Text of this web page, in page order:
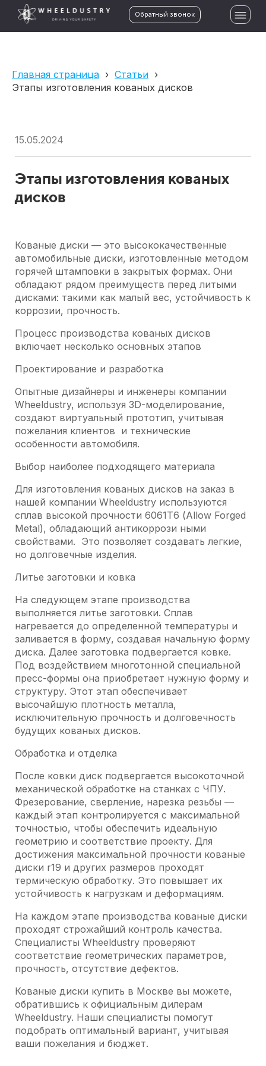
Обратный звонок
Главная страница › Статьи ›
Этапы изготовления кованых дисков
15.05.2024
Этапы изготовления кованых
дисков
Кованые диски — это высококачественные
автомобильные диски, изготовленные методом
горячей штамповки в закрытых формах. Они
обладают рядом преимуществ перед литыми
дисками: такими как малый вес, устойчивость к
коррозии, прочность.
Процесс производства кованых дисков
включает несколько основных этапов
Проектирование и разработка
Опытные дизайнеры и инженеры компании
Wheeldustry, используя 3D-моделирование,
создают виртуальный прототип, учитывая
пожелания клиентов и технические
особенности автомобиля.
Выбор наиболее подходящего материала
Для изготовления кованых дисков на заказ в
нашей компании Wheeldustry используются
сплав высокой прочности 6061Т6 (Allow Forged
Metal), обладающий антикоррози ными
свойствами. Это позволяет создавать легкие,
но долговечные изделия.
Литье заготовки и ковка
На следующем этапе производства
выполняется литье заготовки. Сплав
нагревается до определенной температуры и
заливается в форму, создавая начальную форму
диска. Далее заготовка подвергается ковке.
Под воздействием многотонной специальной
пресс-формы она приобретает нужную форму и
структуру. Этот этап обеспечивает
высочайшую плотность металла,
исключительную прочность и долговечность
будущих кованых дисков.
Обработка и отделка
После ковки диск подвергается высокоточной
механической обработке на станках с ЧПУ.
Фрезерование, сверление, нарезка резьбы —
каждый этап контролируется с максимальной
точностью, чтобы обеспечить идеальную
геометрию и соответствие проекту. Для
достижения максимальной прочности кованые
диски r19 и других размеров проходят
термическую обработку. Это повышает их
устойчивость к нагрузкам и деформациям.
На каждом этапе производства кованые диски
проходят строжайший контроль качества.
Специалисты Wheeldustry проверяют
соответствие геометрических параметров,
прочность, отсутствие дефектов.
Кованые диски купить в Москве вы можете,
обратившись к официальным дилерам
Wheeldustry. Наши специалисты помогут
подобрать оптимальный вариант, учитывая
ваши пожелания и бюджет.